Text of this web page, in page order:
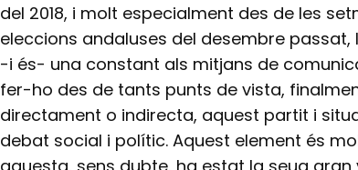
del 2018, i molt especialment des de les
eleccions andaluses del desembre passat,
-i és- una constant als mitjans de
fer-ho des de tants punts de vista,
directament o indirecta, aquest partit i
debat social i polític. Aquest element és